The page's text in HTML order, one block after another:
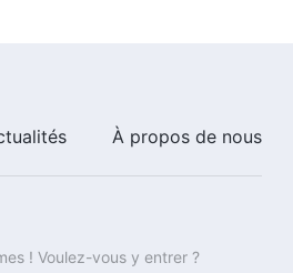
À propos de nous
! Voulez-vous y entrer ?